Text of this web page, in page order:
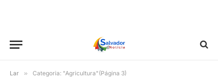
Lar » Categoria: "Agricultura"(Página 3)